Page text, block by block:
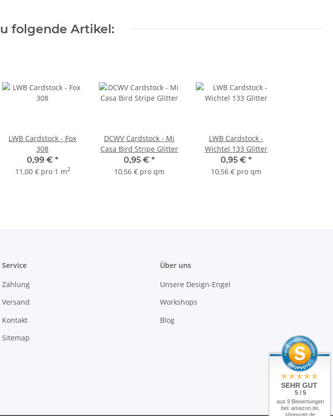
folgende Artikel:
LWB Cardstock - Fox
308
0,99 € *
11,00 € pro 1 m2
DCWV Cardstock - Mi
Casa Bird Stripe Glitter
0,95 € *
10,56 € pro qm
LWB Cardstock -
Wichtel 133 Glitter
0,95 € *
10,56 € pro qm
Service
Zahlung
Versand
Kontakt
Sitemap
Über uns
Unsere Design-Engel
Workshops
Blog
SEHR GUT
5 / 5
aus 9 Bewertungen
bei: amazon.de,
shopvote.de